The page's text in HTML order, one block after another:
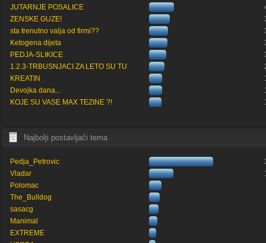
JUTARNJE POSALICE
ZENSKE GUZE!
sta trenutno valja od firmi??
Ketogena dijeta
PEDJA-SLIKICE
1.2.3-TRBUSNJACI ZA LETO SU TU
KREATIN
Devojka dana...
KOJE SU VASE MAX TEZINE ?!
Najbolji postavljači tema
Pedja_Petrovic
Vladar
Polomac
The_Bulldog
sasacg
Manimal
EXTREME